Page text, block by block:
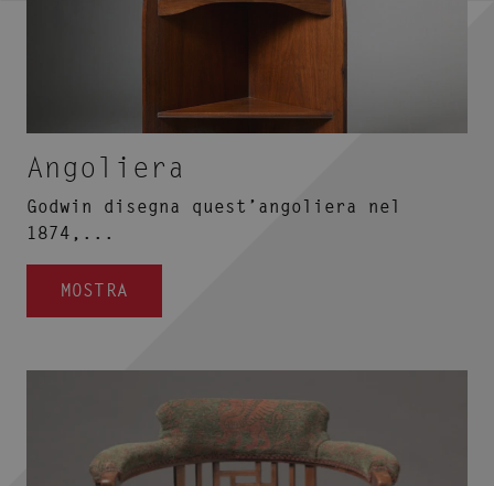
Angoliera
Godwin disegna quest’angoliera nel
1874,...
MOSTRA